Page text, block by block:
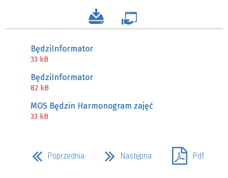
BędziInformator
33 kB
BędziInformator
82 kB
MOS Będzin Harmonogram zajęć
33 kB
Poprzednia Następna Pdf